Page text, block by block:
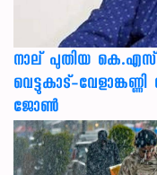
നാല് പുതിയ
വെട്ടുകാട്-
ജോൺ